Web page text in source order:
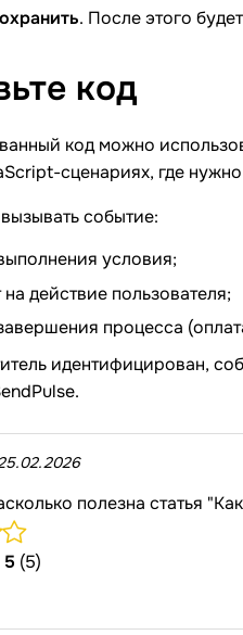
. После этого
код
код можно
сценариях, где
событие:
условия;
на действие пользователя;
процесса
идентифицирован,
полезна статья
5 (5)